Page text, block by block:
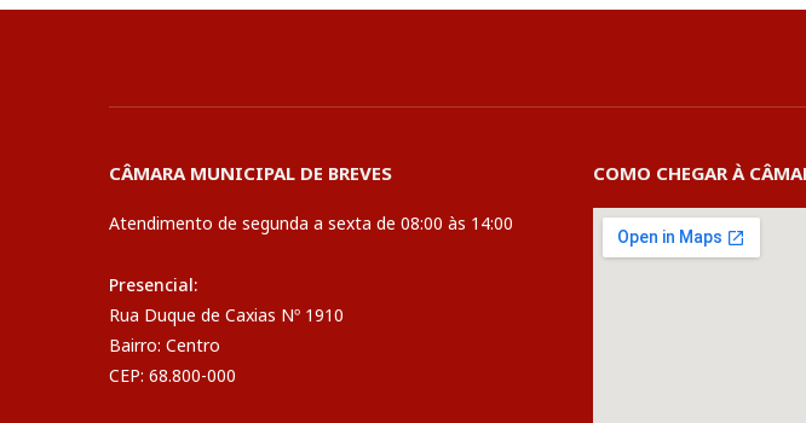
CÂMARA MUNICIPAL DE BREVES
Atendimento de segunda a sexta de 08:00 às 14:00
Presencial:
Rua Duque de Caxias Nº 1910
Bairro: Centro
CEP: 68.800-000
COMO CHEGAR À